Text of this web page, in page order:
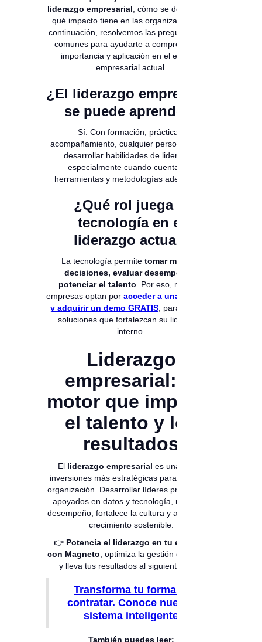
liderazgo empresarial , cómo se desarrolla y
qué impacto tiene en las organizaciones. A
continuación, resolvemos las preguntas más
comunes para ayudarte a comprender su
importancia y aplicación en el entorno
empresarial actual.
¿El liderazgo empresarial
se puede aprender?
Sí. Con formación, práctica y
acompañamiento, cualquier persona puede
desarrollar habilidades de liderazgo,
especialmente cuando cuenta con
herramientas y metodologías adecuadas.
¿Qué rol juega la
tecnología en el
liderazgo actual?
La tecnología permite tomar mejores
decisiones, evaluar desempeño y
potenciar el talento . Por eso, muchas
empresas optan por acceder a una asesoría
y adquirir un demo GRATIS, para conocer
soluciones que fortalezcan su liderazgo
interno.
Liderazgo
empresarial: el
motor que impulsa
el talento y los
resultados
El liderazgo empresarial es una de las
inversiones más estratégicas para cualquier
organización. Desarrollar líderes preparados,
apoyados en datos y tecnología, mejora el
desempeño, fortalece la cultura y asegura un
crecimiento sostenible.
👉 Potencia el liderazgo en tu empresa
con Magneto , optimiza la gestión del talento
y lleva tus resultados al siguiente nivel.
Transforma tu forma de
contratar. Conoce nuestro
sistema inteligente.
También puedes leer: